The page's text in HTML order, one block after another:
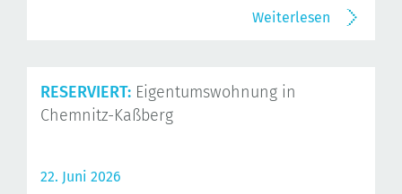
Weiterlesen
RESERVIERT: Eigentumswohnung in
Chemnitz-Kaßberg
22. Juni 2026